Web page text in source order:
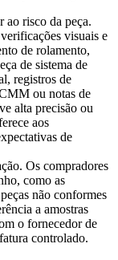
ao risco da peça.
visuais e
de rolamento,
de sistema de
registros de
ou notas de
alta precisão ou
aos
de
Os compradores
como as
não conformes
a amostras
o fornecedor de
controlado.